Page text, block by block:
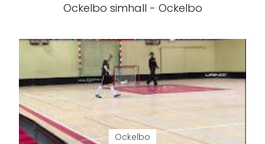
Ockelbo simhall - Ockelbo
Ockelbo